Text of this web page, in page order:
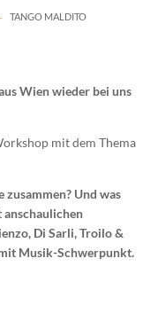
TANGO MALDITO
Wien wieder bei uns
mit dem Thema
Und was
anschaulichen
Di Sarli, Troilo &
Musik-Schwerpunkt.